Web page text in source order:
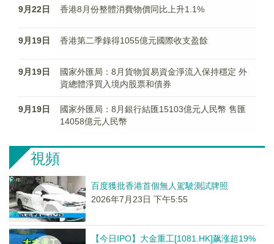
9月22日 香港8月份整體消費物價同比上升1.1%
9月19日 香港第二季錄得1055億元國際收支盈餘
9月19日
國家外匯局：8月貨物貿易資金淨流入保持穩定 外
資總體淨買入境内股票和債券
9月19日
國家外匯局‌：8月銀行結匯15103億元人民幣 售匯
14058億元人民幣
視頻
百度獲批香港首個無人駕駛測試牌照
2026年7月23日 下午5:55
【今日IPO】大金重工[1081.HK]飙涨超19%